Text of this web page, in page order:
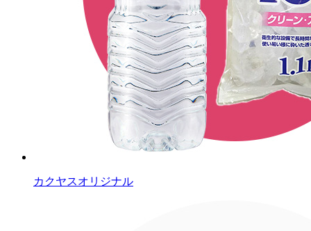
カクヤスオリジナル